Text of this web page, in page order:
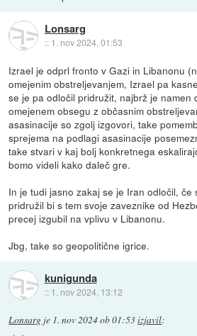
Lonsarg
:: 1. nov 2024, 01:53
Izrael je odprl fronto v Gazi in Libanonu
omejenim obstreljevanjem, Izrael pa
se je pa odločil pridružit, najbrž je namen
omejenem obsegu z občasnim
asasinacije so zgolj izgovori, take
sprejema na podlagi asasinacije
take stvari v kaj bolj konkretnega
bomo videli kako daleč gre.
In je tudi jasno zakaj se je Iran odločil, če
pridružil bi s tem svoje zaveznike od
precej izgubil na vplivu v Libanonu.
Jbg, take so geopolitične igrice.
kunigunda
:: 1. nov 2024, 13:12
Lonsarg je 1. nov 2024 ob 01:53izjavil: